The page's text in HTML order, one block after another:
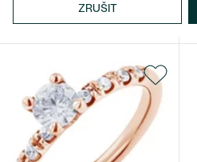
ZRUŠIT
od 17 190 Kč